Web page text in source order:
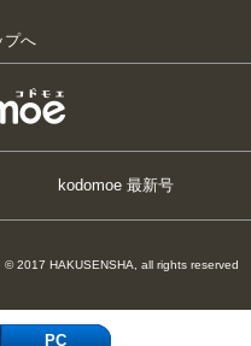
プへ
kodomoe 最新号
© 2017 HAKUSENSHA, all rights reserved
PC